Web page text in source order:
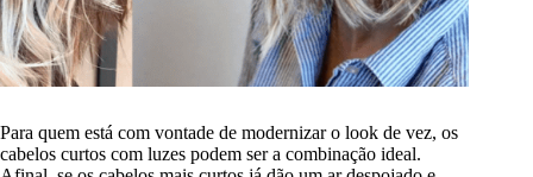
Para quem está com vontade de modernizar o look de vez, os
cabelos curtos com luzes podem ser a combinação ideal.